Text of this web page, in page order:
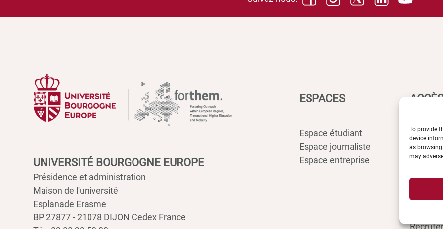
To provide
device
as
may
UNIVERSITÉ BOURGOGNE EUROPE
Présidence et administration
Maison de l'université
Esplanade Erasme
BP 27877 - 21078 DIJON Cedex France
Tél : 03 80 39 50 00
ESPACES
Espace étudiant
Espace journaliste
Espace entreprise
Intranet
ENT
Plan